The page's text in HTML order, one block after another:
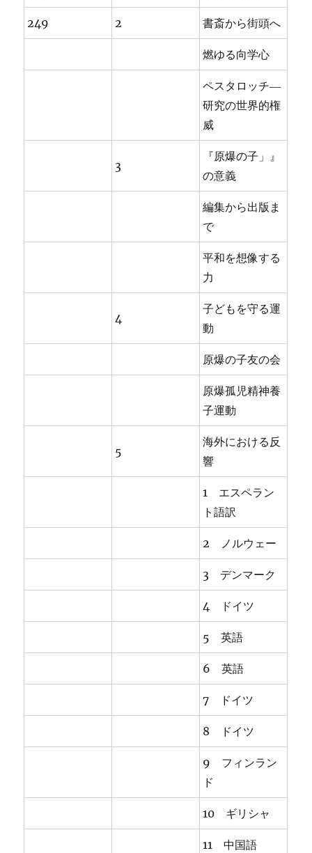
249 2 書斎から街頭へ
燃ゆる向学心
ペスタロッチ―
研究の世界的権
威
3
『原爆の子」』
の意義
編集から出版ま
で
平和を想像する
力
4
子どもを守る運
動
原爆の子友の会
原爆孤児精神養
子運動
5
海外における反
響
1 エスペラン
ト語訳
2 ノルウェー
3 デンマーク
4 ドイツ
5 英語
6 英語
7 ドイツ
8 ドイツ
9 フィンラン
ド
10 ギリシャ
11 中国語